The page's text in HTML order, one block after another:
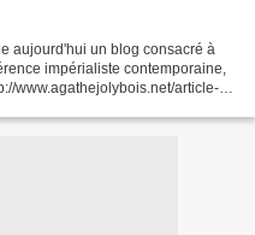
aujourd'hui un blog consacré à
impérialiste contemporaine,
www.agathejolybois.net/article-